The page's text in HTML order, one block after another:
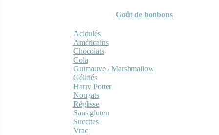
Goût de bonbons
Acidulés
Américains
Chocolats
Cola
Guimauve / Marshmallow
Gélifiés
Harry Potter
Nougats
Réglisse
Sans gluten
Sucettes
Vrac